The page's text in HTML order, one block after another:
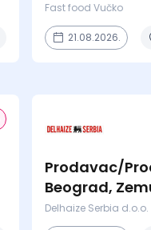
Fast food Vučko
21.08.2026.
Prodavac/
Beograd,
Delhaize Serbia d.o.o.